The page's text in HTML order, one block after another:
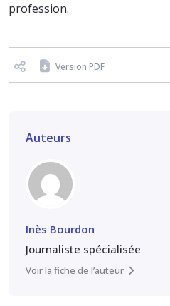
profession.
Version PDF
Auteurs
Inès Bourdon
Journaliste spécialisée
Voir la fiche de l’auteur